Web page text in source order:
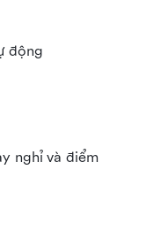
động
nghỉ và điểm